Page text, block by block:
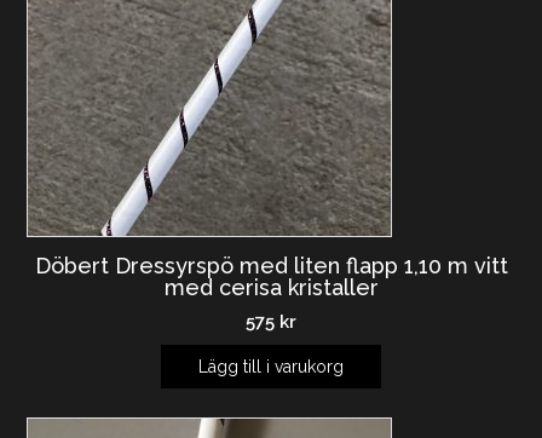
Döbert Dressyrspö med liten flapp 1,10 m vitt
med cerisa kristaller
575 kr
Lägg till i varukorg